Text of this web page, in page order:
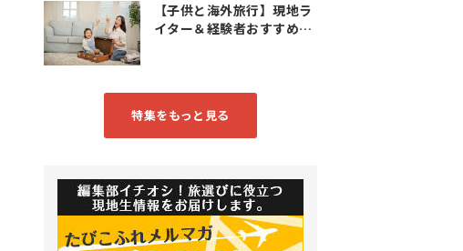
【子供と海外旅行】現地ラ
イター＆経験者おすすめス
特集をもっと見る